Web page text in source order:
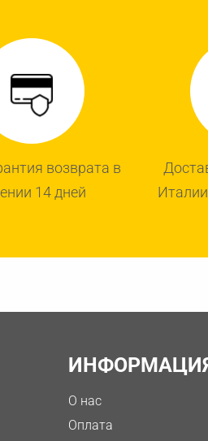
возврата в
14 дней
О нас
Оплата